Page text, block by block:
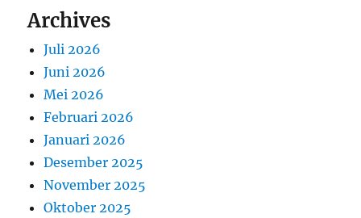
Archives
Juli 2026
Juni 2026
Mei 2026
Februari 2026
Januari 2026
Desember 2025
November 2025
Oktober 2025